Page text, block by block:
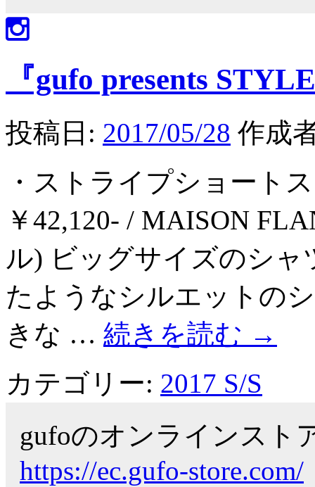
『gufo presents
投稿日: 2017/05/28 作成
・ストライプショート
￥42,120- / MAISON
ル) ビッグサイズのシ
たようなシルエットの
きな … 続きを読む →
カテゴリー: 2017 S/S
gufoのオンラインスト
https://ec.gufo-store.com/